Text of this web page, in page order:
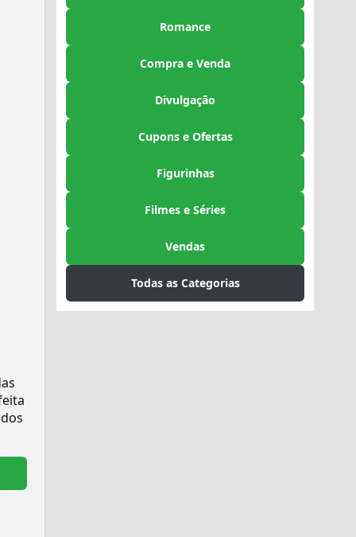
Romance
Compra e Venda
Divulgação
Cupons e Ofertas
Figurinhas
Filmes e Séries
Vendas
Todas as Categorias